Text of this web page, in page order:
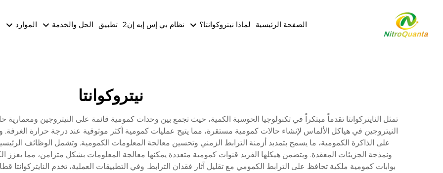
الصفحة الرئيسية لماذا نيتروكوانتا؟ نظام بي إس إيه إن2 تطبيق الحل والخدمة الموارد
نيتروكوانتا
تمثل النايتركوانتا تقدماً مبتكراً في تكنولوجيا الحوسبة الكمية، حيث تجمع بين وحدات كمومية قائمة على النيتروجين
النيتروجين في هياكل الألماس لإنشاء حالات كمومية مستقرة، مما يتيح عمليات كمومية أكثر موثوقية عند درجة حرارة
على الذاكرة الكمومية، ما يسمح بتمديد أزمنة الترابط الزمني وتحسين معالجة المعلومات الكمومية. وتشمل الوظائف الرئيسية
ونمذجة الجزيئات المعقدة. ويتضمن هيكلها الفريد قنوات كمومية متعددة يمكنها معالجة المعلومات بشكل متزامن، مما يعزز
بوابات كمومية ملكية تحافظ على الترابط الكمومي مع تقليل آثار فقدان الترابط. وفي التطبيقات العملية، تخدم النايتركوانتا